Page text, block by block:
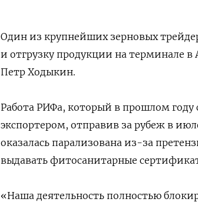
Один из крупнейших зерновых
и отгрузку продукции на терминале
Петр Ходыкин.
Работа РИФа, который в прошлом
экспортером, отправив за рубеж в
оказалась парализована из-за
выдавать фитосанитарные
«Наша деятельность полностью